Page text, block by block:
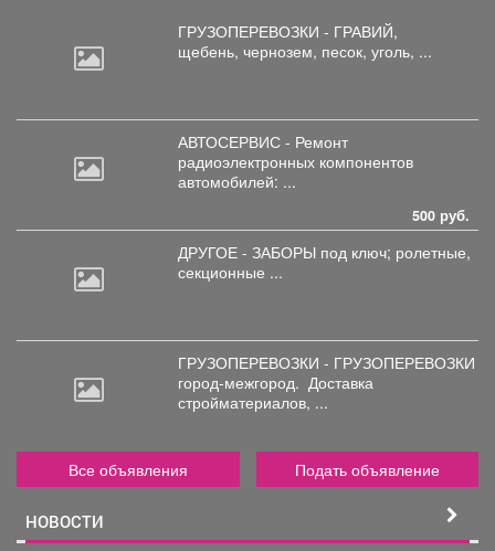
ГРУЗОПЕРЕВОЗКИ - ГРАВИЙ,
щебень, чернозем, песок, уголь, ...
АВТОСЕРВИС - Ремонт
радиоэлектронных компонентов
автомобилей: ...
500 руб.
ДРУГОЕ - ЗАБОРЫ под ключ; ролетные,
секционные ...
ГРУЗОПЕРЕВОЗКИ - ГРУЗОПЕРЕВОЗКИ
город-межгород. Доставка
стройматериалов, ...
Все объявления Подать объявление
НОВОСТИ